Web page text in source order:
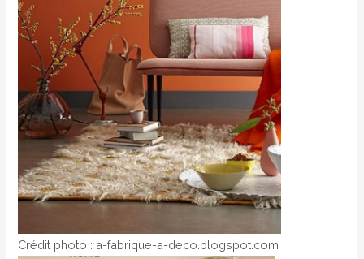
Crédit photo : a-fabrique-a-deco.blogspot.com